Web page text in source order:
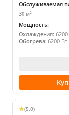
Обслуживаемая
30 м²
Мощность:
Охлаждения: 6200
Обогрева: 6200 Вт
(5.0)